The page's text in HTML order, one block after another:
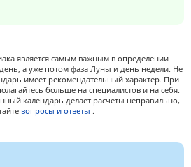
является самым важным в определении
а уже потом фаза Луны и день недели. Не
имеет рекомендательный характер. При
больше на специалистов и на себя.
календарь делает расчеты неправильно,
вопросы и ответы .